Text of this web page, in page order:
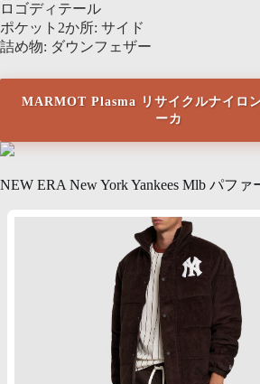
ロゴディテール
ポケット2か所: サイド
詰め物: ダウンフェザー
MARMOT Plasma リサイクルナイロ
ーカ
NEW ERA New York Yankees Mlb パファ